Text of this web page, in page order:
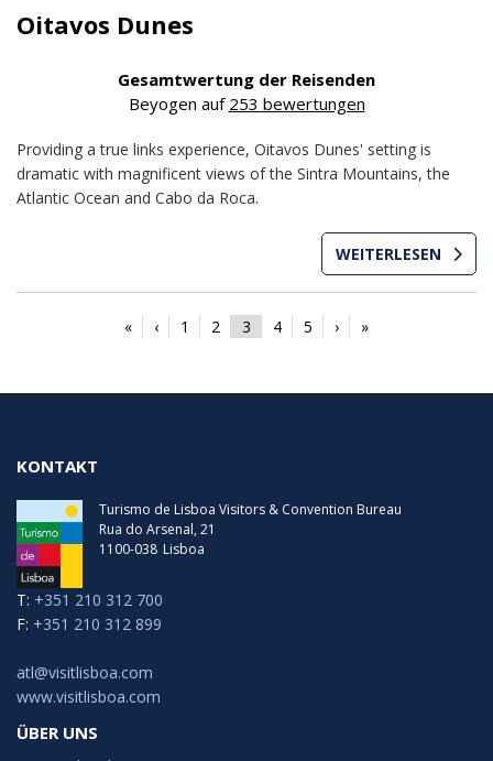
Oitavos Dunes
Gesamtwertung der Reisenden
Beyogen auf 253 bewertungen
Providing a true links experience, Oitavos Dunes' setting is
dramatic with magnificent views of the Sintra Mountains, the
Atlantic Ocean and Cabo da Roca.
WEITERLESEN
« ‹ 1 2 3 4 5 › »
KONTAKT
Turismo de Lisboa Visitors & Convention Bureau
Rua do Arsenal, 21
1100-038 Lisboa
T: +351 210 312 700
F: +351 210 312 899
atl@visitlisboa.com
www.visitlisboa.com
ÜBER UNS